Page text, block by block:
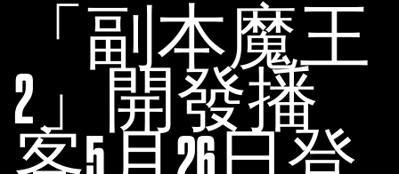
「副本魔王
2」開發播